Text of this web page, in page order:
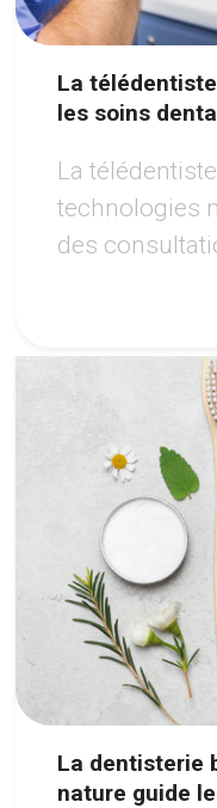
La
les soins
La
technologies
des
La dentisterie
nature guide